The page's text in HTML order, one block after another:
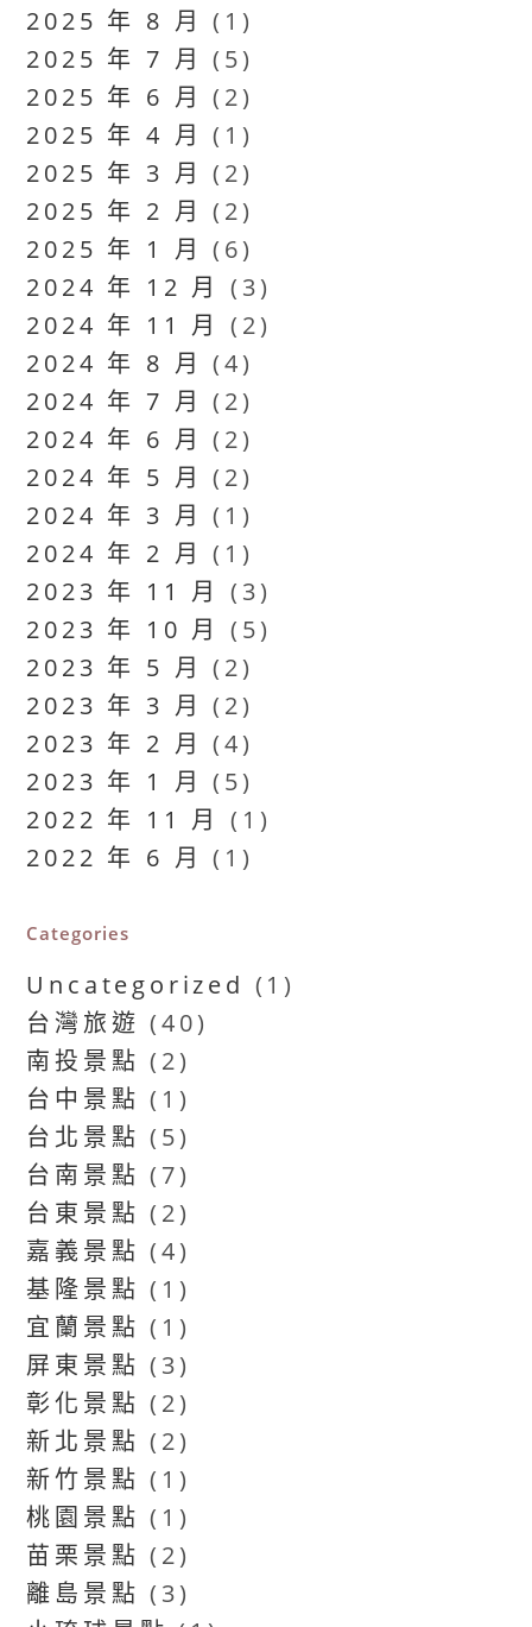
2025 年 8 月 (1)
2025 年 7 月 (5)
2025 年 6 月 (2)
2025 年 4 月 (1)
2025 年 3 月 (2)
2025 年 2 月 (2)
2025 年 1 月 (6)
2024 年 12 月 (3)
2024 年 11 月 (2)
2024 年 8 月 (4)
2024 年 7 月 (2)
2024 年 6 月 (2)
2024 年 5 月 (2)
2024 年 3 月 (1)
2024 年 2 月 (1)
2023 年 11 月 (3)
2023 年 10 月 (5)
2023 年 5 月 (2)
2023 年 3 月 (2)
2023 年 2 月 (4)
2023 年 1 月 (5)
2022 年 11 月 (1)
2022 年 6 月 (1)
Categories
Uncategorized (1)
台灣旅遊 (40)
南投景點 (2)
台中景點 (1)
台北景點 (5)
台南景點 (7)
台東景點 (2)
嘉義景點 (4)
基隆景點 (1)
宜蘭景點 (1)
屏東景點 (3)
彰化景點 (2)
新北景點 (2)
新竹景點 (1)
桃園景點 (1)
苗栗景點 (2)
離島景點 (3)